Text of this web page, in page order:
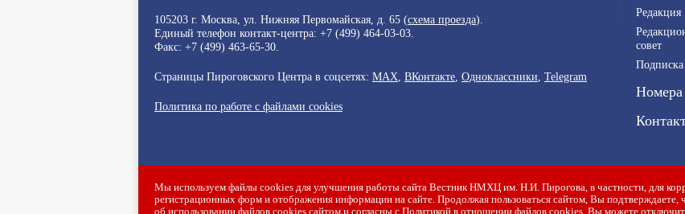
105203 г. Москва, ул. Нижняя Первомайская, д. 65 (схема проезда).
Единый телефон контакт-центра: +7 (499) 464-03-03
Факс: +7 (499) 463-65-30.
Страницы Пироговского Центра в соцсетях: MAX ВКонтакте Одноклассники Telegram
Политика по работе с файлами cookies
Редакция
совет
Подписка
Номера
Мы используем файлы cookies для улучшения работы сайта Вестник НМХЦ им. Н.И. Пирогова, в частности, для
регистрационных форм и отображения информации на сайте. Продолжая пользоваться сайтом, Вы
об использовании файлов cookies сайтом и согласны с Политикой в отношении файлов cookies . Вы можете